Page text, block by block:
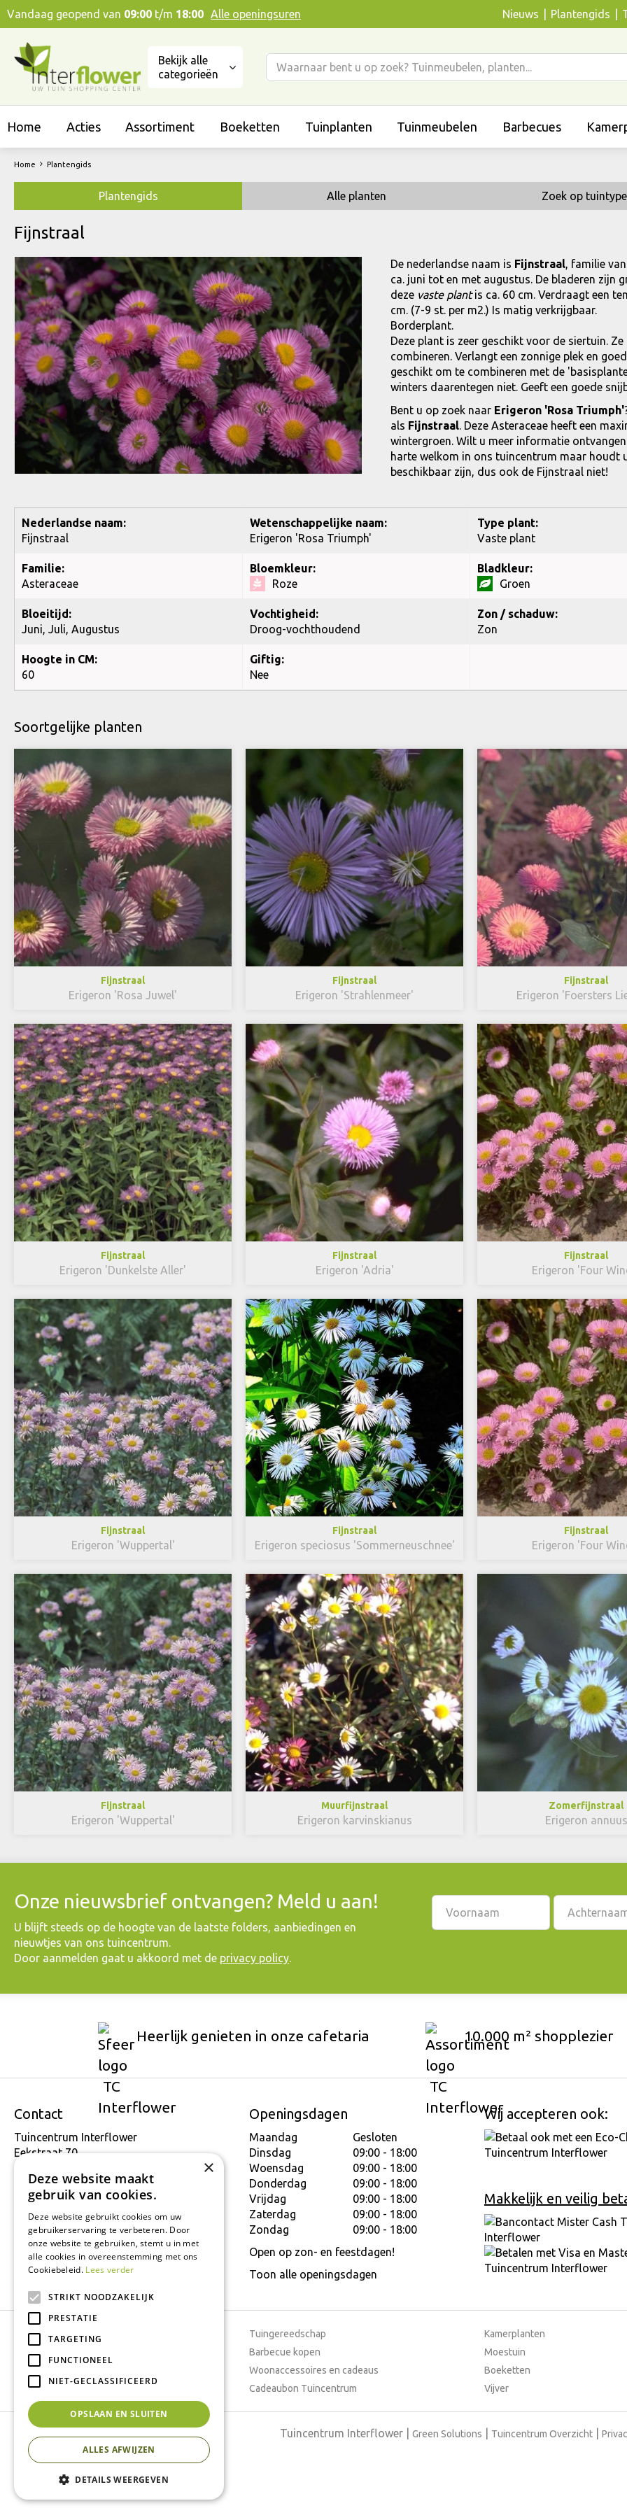
Ga
naar
Home Plantengids
Vandaag geopend van 09:00 t/m 18:00 Alle openingsuren Nieuws Plantengids
Bekijk alle
categorieën
Home Acties Assortiment Boeketten Tuinplanten Tuinmeubelen Barbecues
Plantengids Alle planten Zoek op tuintype
Fijnstraal
De nederlandse naam is Fijnstraal, familie
ca. juni tot en met augustus. De bladeren zijn
deze vaste plantis ca. 60 cm. Verdraagt een
cm. (7-9 st. per m2.) Is matig verkrijgbaar.
Borderplant.
Deze plant is zeer geschikt voor de siertuin.
combineren. Verlangt een zonnige plek en
geschikt om te combineren met de
winters daarentegen niet. Geeft een goede
Bent u op zoek naar Erigeron 'Rosa Triumph'
als Fijnstraal. Deze Asteraceae heeft een
wintergroen. Wilt u meer informatie
harte welkom in ons tuincentrum maar houdt
beschikbaar zijn, dus ook de Fijnstraal niet!
Nederlandse naam:
Fijnstraal
Wetenschappelijke naam:
Erigeron 'Rosa Triumph'
Type plant:
Vaste plant
Familie:
Asteraceae
Bloemkleur:
Roze
Bladkleur:
Groen
Bloeitijd:
Juni, Juli, Augustus
Vochtigheid:
Droog-vochthoudend
Zon / schaduw:
Zon
Hoogte in CM:
60
Giftig:
Nee
Soortgelijke planten
Fijnstraal
Erigeron 'Rosa Juwel'
Fijnstraal
Erigeron 'Strahlenmeer'
Fijnstraal
Erigeron 'Foersters
Fijnstraal
Erigeron 'Dunkelste Aller'
Fijnstraal
Erigeron 'Adria'
Fijnstraal
Erigeron 'Four
Fijnstraal
Erigeron 'Wuppertal'
Fijnstraal
Erigeron speciosus 'Sommerneuschnee'
Fijnstraal
Erigeron 'Four
Fijnstraal
Erigeron 'Wuppertal'
Muurfijnstraal
Erigeron karvinskianus
Zomerfijnstraal
Erigeron annuus
Onze nieuwsbrief ontvangen? Meld u aan!
​U blijft steeds op de hoogte van de laatste folders, aanbiedingen en
nieuwtjes van ons tuincentrum.
Door aanmelden gaat u akkoord met de privacy policy.
Heerlijk genieten in onze cafetaria 10.000 m² shopplezier
Contact
Tuincentrum Interflower
Eekstraat 70
+32 934 806 03
info@interflower.be
Openingsdagen
Maandag
Gesloten
Dinsdag
09:00 - 18:00
Woensdag
09:00 - 18:00
Donderdag
09:00 - 18:00
Vrijdag
09:00 - 18:00
Zaterdag
09:00 - 18:00
Zondag
09:00 - 18:00
Open op zon- en feestdagen!
Toon alle openingsdagen
Wij accepteren ook:
Makkelijk en veilig
Tuincentrum
Dierenwinkel
Tuinplanten
Cafetaria
Tuingereedschap
Barbecue kopen
Woonaccessoires en cadeaus
Cadeaubon Tuincentrum
Kamerplanten
Moestuin
Boeketten
Vijver
Tuincentrum Interflower Green Solutions Tuincentrum Overzicht
×
Deze website maakt
gebruik van cookies.
Deze website gebruikt cookies om uw
gebruikerservaring te verbeteren. Door
onze website te gebruiken, stemt u in met
alle cookies in overeenstemming met ons
Cookiebeleid. Lees verder
STRIKT NOODZAKELIJK
PRESTATIE
TARGETING
FUNCTIONEEL
NIET-GECLASSIFICEERD
OPSLAAN EN SLUITEN
ALLES AFWIJZEN
DETAILS WEERGEVEN